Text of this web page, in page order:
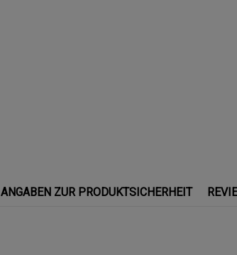
ANGABEN ZUR PRODUKTSICHERHEIT